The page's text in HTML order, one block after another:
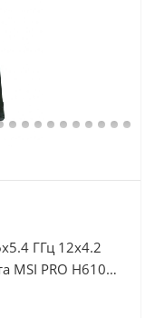
ГГц 12x4.2
MSI PRO H610M-